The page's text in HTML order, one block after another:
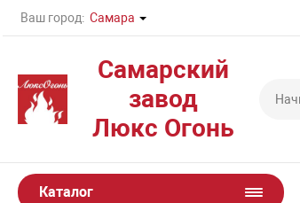
Ваш город: Самара
Самарский
завод
Люкс Огонь
Каталог